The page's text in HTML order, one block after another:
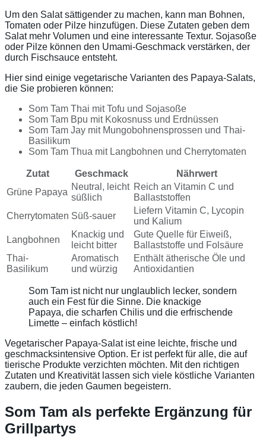
Um den Salat sättigender zu machen, kann man Bohnen,
Tomaten oder Pilze hinzufügen. Diese Zutaten geben dem
Salat mehr Volumen und eine interessante Textur. Sojasoße
oder Pilze können den Umami-Geschmack verstärken, der
durch Fischsauce entsteht.
Hier sind einige vegetarische Varianten des Papaya-Salats,
die Sie probieren können:
Som Tam Thai mit Tofu und Sojasoße
Som Tam Bpu mit Kokosnuss und Erdnüssen
Som Tam Jay mit Mungobohnensprossen und Thai-
Basilikum
Som Tam Thua mit Langbohnen und Cherrytomaten
Zutat Geschmack
Nährwert
Grüne Papaya
Neutral, leicht
süßlich
Reich an Vitamin C und
Ballaststoffen
Cherrytomaten Süß-sauer
Liefern Vitamin C, Lycopin
und Kalium
Langbohnen
Knackig und
leicht bitter
Gute Quelle für Eiweiß,
Ballaststoffe und Folsäure
Thai-
Basilikum
Aromatisch
und würzig
Enthält ätherische Öle und
Antioxidantien
Som Tam ist nicht nur unglaublich lecker, sondern
auch ein Fest für die Sinne. Die knackige
Papaya, die scharfen Chilis und die erfrischende
Limette – einfach köstlich!
Vegetarischer Papaya-Salat ist eine leichte, frische und
geschmacksintensive Option. Er ist perfekt für alle, die auf
tierische Produkte verzichten möchten. Mit den richtigen
Zutaten und Kreativität lassen sich viele köstliche Varianten
zaubern, die jeden Gaumen begeistern.
Som Tam als perfekte Ergänzung für
Grillpartys